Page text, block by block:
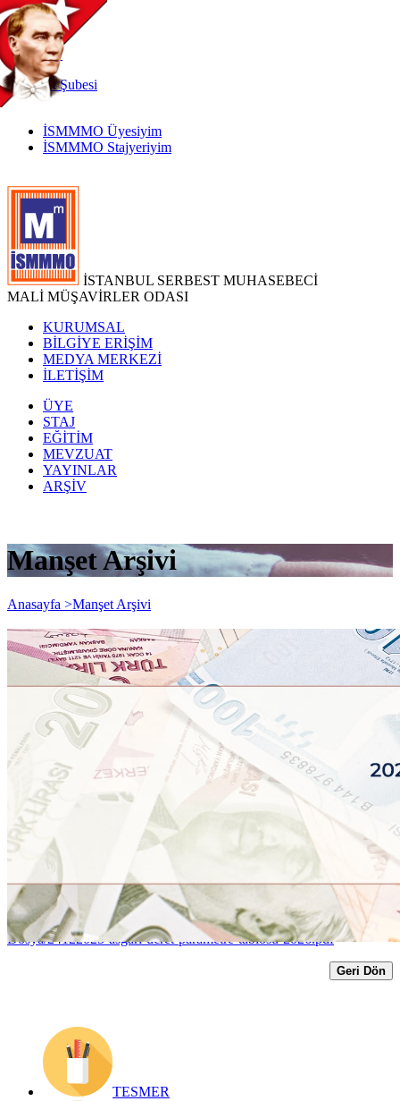
TR
|
EN
İnternetŞubesi
İSMMMO Üyesiyim
İSMMMO Stajyeriyim
İSTANBUL SERBEST MUHASEBECİ
MALİ MÜŞAVİRLER ODASI
KURUMSAL
BİLGİYE ERİŞİM
MEDYA MERKEZİ
İLETİŞİM
ÜYE
STAJ
EĞİTİM
MEVZUAT
YAYINLAR
ARŞİV
Manşet Arşivi
Anasayfa >Manşet Arşivi
2026 Yılında Geçerli Olacak Yeni Asgari
Ücret 28 Bin 75 Lira 50 Kuruş Olarak
Belirlendi
Yayın Tarihi: 24 Aralık 2025
Detay bilgiler:
https://www.ismmmo.org.tr/dosya/5795/Mevzuat-
Dosya/24122025-asgari-ucret-parametre-tablosu-2026.pdf
Geri Dön
TESMER